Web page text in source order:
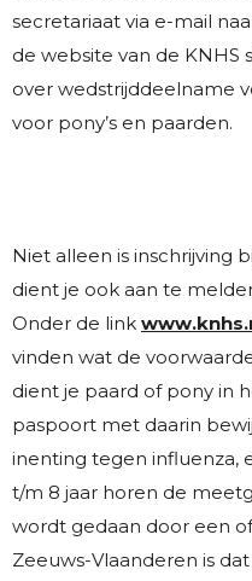
secretariaat via e-mail
de website van de
over wedstrijddeelname
voor pony’s en paarden.
Niet alleen is inschrijving
dient je ook aan te
Onder de link
vinden wat de
dient je paard of pony in
paspoort met daarin
inenting tegen influenza,
t/m 8 jaar horen de
wordt gedaan door een
Zeeuws-Vlaanderen is